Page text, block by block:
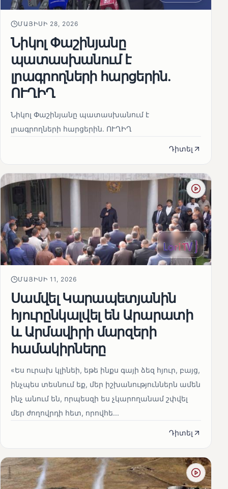
ՄԱՅԻՍԻ 28, 2026
Նիկոլ Փաշինյանը
պատասխանում է
լրագրողների հարցերին․
ՈՒՂԻՂ
Նիկոլ Փաշինյանը պատասխանում է
լրագրողների հարցերին․ ՈՒՂԻՂ
Դիտել
ՄԱՅԻՍԻ 11, 2026
Սամվել Կարապետյանին
հյուրընկալվել են Արարատի
և Արմավիրի մարզերի
համակիրները
«Ես ուրախ կլինեի, եթե ինքս գայի ձեզ հյուր, բայց,
ինչպես տեսնում եք, մեր իշխանություններն ամեն
ինչ անում են, որպեսզի ես չկարողանամ շփվել
մեր ժողովրդի հետ, որովհե...
Դիտել